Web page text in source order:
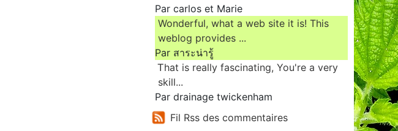
Par carlos et Marie
Wonderful, what a web site it is! This
weblog provides ...
Par สาระน่ารู้
Ꭲhat is really fascinating, You'rе a very
skill...
Par drainage twickenham
Fil Rss des commentaires